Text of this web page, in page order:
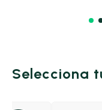
Selecciona